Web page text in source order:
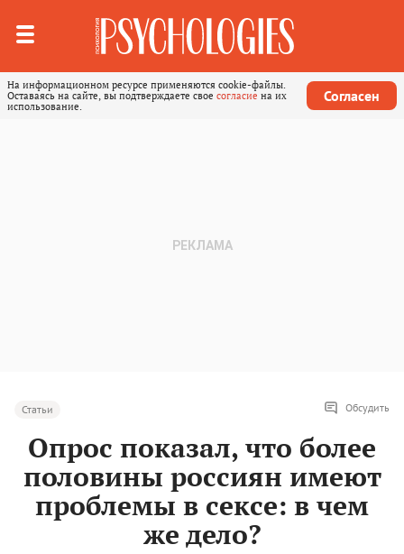
На информационном ресурсе применяются cookie-файлы.
Оставаясь на сайте, вы подтверждаете свое согласие на их
использование.
Согласен
Статьи Обсудить
Опрос показал, что более
половины россиян имеют
проблемы в сексе: в чем
же дело?